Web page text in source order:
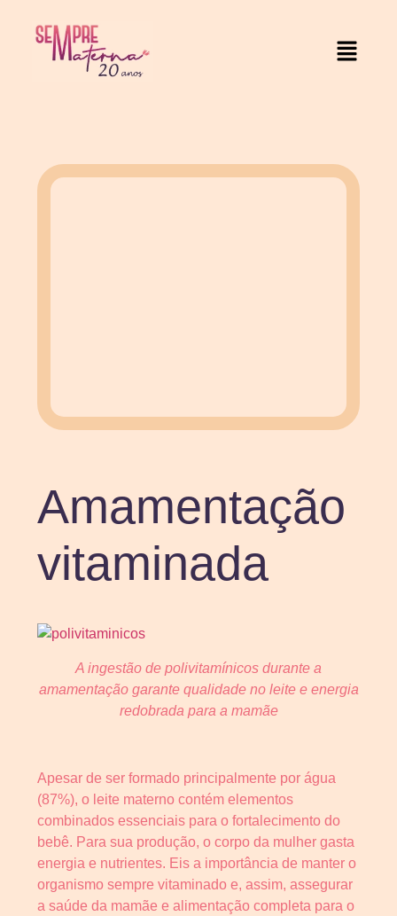
Amamentação
vitaminada
A ingestão de polivitamínicos durante a
amamentação garante qualidade no leite e energia
redobrada para a mamãe
Apesar de ser formado principalmente por água
(87%), o leite materno contém elementos
combinados essenciais para o fortalecimento do
bebê. Para sua produção, o corpo da mulher gasta
energia e nutrientes. Eis a importância de manter o
organismo sempre vitaminado e, assim, assegurar
a saúde da mamãe e alimentação completa para o